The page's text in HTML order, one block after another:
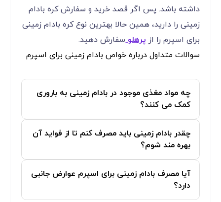
داشته باشد. پس اگر قصد خرید و سفارش کره بادام
زمینی را دارید، همین حالا بهترین نوع کره بادام زمینی
برای اسپرم را از پرهلوسفارش دهید.
سوالات متداول درباره خواص بادام زمینی برای اسپرم
چه مواد مغذی موجود در بادام زمینی به باروری
کمک می ‌کنند؟
چقدر بادام زمینی باید مصرف کنم تا از فواید آن
بهره‌ مند شوم؟
آیا مصرف بادام زمینی برای اسپرم عوارض جانبی
دارد؟